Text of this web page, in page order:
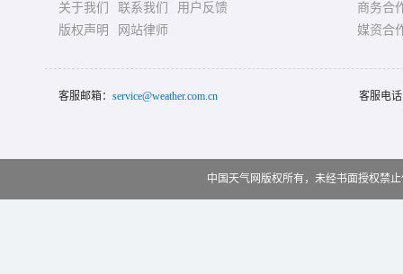
关于我们 联系我们
用户反馈
版权声明
网站律师
商务合
媒资合
客服邮箱： service@weather.com.cn 客服电
中国天气网版权所有，未经书面授权